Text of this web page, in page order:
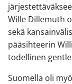
Wille Dillemuth
sekä
pääsihteerin
todellinen
Suomella oli